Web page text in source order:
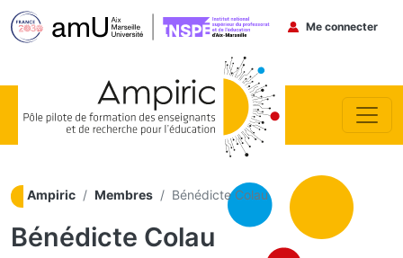
Menu du
Me connecter
Ampiric Membres Bénédicte Colau
Bénédicte Colau